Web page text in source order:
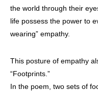
the world through their
life possess the power to
wearing” empathy.
This posture of empathy
“Footprints.”
In the poem, two sets of